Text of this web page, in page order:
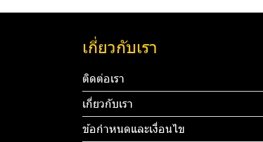
เกี่ยวกับเรา
ติดต่อเรา
เกี่ยวกับเรา
ข้อกำหนดและเงื่อนไข